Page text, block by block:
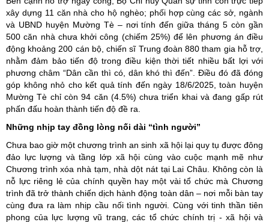
xây dựng 11 căn nhà cho hộ nghèo; phối hợp cùng các sở, ngành
và UBND huyện Mường Tè – nơi tính đến giữa tháng 5 còn gần
500 căn nhà chưa khởi công (chiếm 25%) để lên phương án điều
động khoảng 200 cán bộ, chiến sĩ Trung đoàn 880 tham gia hỗ trợ,
nhằm đảm bảo tiến độ trong điều kiện thời tiết nhiều bất lợi với
phương châm “Dân cần thì có, dân khó thì đến”. Điều đó đã đóng
góp không nhỏ cho kết quả tính đến ngày 18/6/2025, toàn huyện
Mường Tè chỉ còn 94 căn (4.5%) chưa triển khai và đang gấp rút
phấn đấu hoàn thành tiến độ đề ra.
Những nhịp tay đồng lòng nối dài “tình người”
Chưa bao giờ một chương trình an sinh xã hội lại quy tụ được đông
đảo lực lượng và tầng lớp xã hội cùng vào cuộc mạnh mẽ như
Chương trình xóa nhà tạm, nhà dột nát tại Lai Châu. Không còn là
nỗ lực riêng lẻ của chính quyền hay một vài tổ chức mà Chương
trình đã trở thành chiến dịch hành động toàn dân – nơi mỗi bàn tay
cùng đưa ra làm nhịp cầu nối tình người. Cùng với tinh thần tiên
phong của lực lượng vũ trang, các tổ chức chính trị - xã hội và